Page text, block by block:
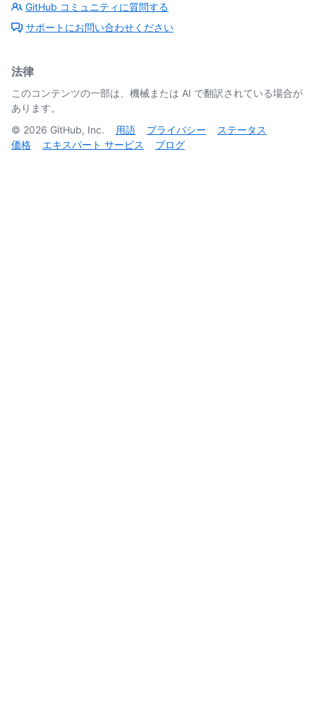
GitHub コミュニティに質問する
サポートにお問い合わせください
法律
このコンテンツの一部は、機械または AI で翻訳されている場合が
あります。
© 2026 GitHub, Inc. 用語 プライバシー
ステータス
価格
エキスパート サービス ブログ